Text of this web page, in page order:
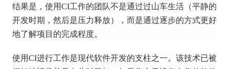
结果是，使用CI工作的团队不是通过过山车生活（平静的
开发时期，然后是压力释放），而是通过逐步的方式更好
地了解项目的完成程度。
使用CI进行工作是现代软件开发的支柱之一。 该技术已被